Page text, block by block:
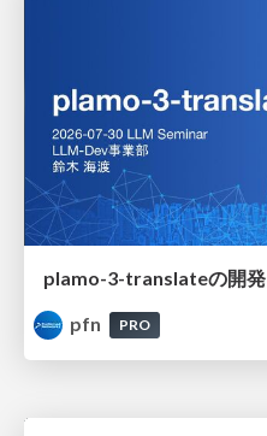
plamo-3-translateの開発
pfn
PRO